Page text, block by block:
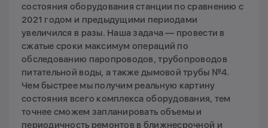
состояния оборудования станции по сравнению с
2021 годом и предыдущими периодами
увеличился в разы. Наша задача — провести в
сжатые сроки максимум операций по
обследованию паропроводов, трубопроводов
питательной воды, а также дымовой трубы №4.
Чем быстрее мы получим реальную картину
состояния всего комплекса оборудования, тем
точнее сможем запланировать объемы и
периодичность ремонтов в ближнесрочной и